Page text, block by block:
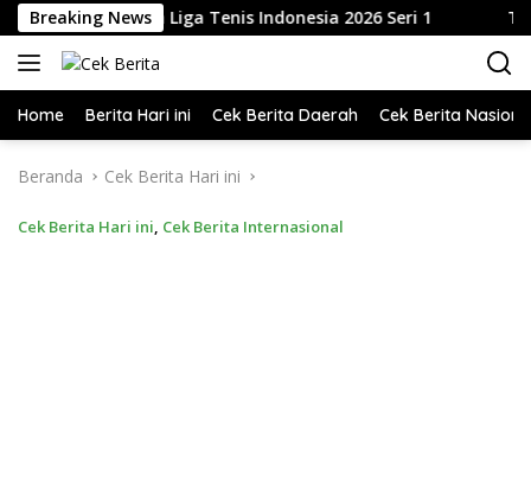
Langsung
ke
konten
Breaking News
M.Si. Buka Liga Tenis Indonesia 2026 Seri 1
Home Berita Hari ini Cek Berita Daerah Cek Berita
Beranda Cek Berita Hari ini
Cek Berita Hari ini, Cek Berita Internasional